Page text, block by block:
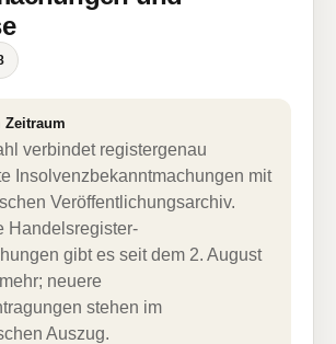
Zeitraum
verbindet registergenau
Insolvenzbekanntmachungen mit
Veröffentlichungsarchiv.
Handelsregister-
gibt es seit dem 2. August
neuere
stehen im
Auszug.